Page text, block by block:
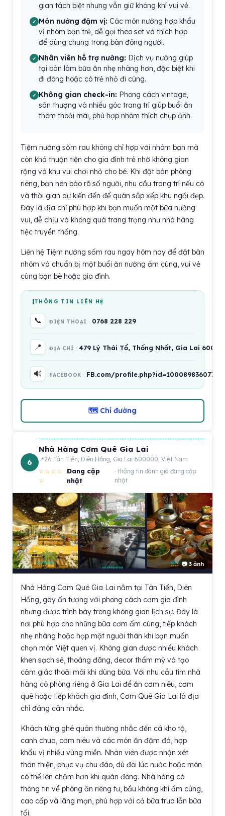
gian tách biệt nhưng vẫn giữ không khí vui vẻ.
Món nướng đậm vị: Các món nướng hợp khẩu
vị nhóm bạn trẻ, dễ gọi theo set và thích hợp
để dùng chung trong bàn đông người.
Nhân viên hỗ trợ nướng: Dịch vụ nướng giúp
tại bàn làm bữa ăn nhẹ nhàng hơn, đặc biệt khi
đi đông hoặc có trẻ nhỏ đi cùng.
Không gian check-in: Phong cách vintage,
sân thượng và nhiều góc trang trí giúp buổi ăn
thêm thoải mái, phù hợp nhóm thích chụp ảnh.
Tiệm nướng sốm rau không chỉ hợp với nhóm bạn mà
còn khá thuận tiện cho gia đình trẻ nhờ không gian
rộng và khu vui chơi nhỏ cho bé. Khi đặt bàn phòng
riêng, bạn nên báo rõ số người, nhu cầu trang trí nếu có
và thời gian dự kiến đến để quán sắp xếp khu ngồi đẹp.
Đây là địa chỉ phù hợp khi bạn muốn một bữa nướng
vui, dễ chịu và không quá trang trọng như nhà hàng
tiệc truyền thống.
Liên hệ Tiệm nướng sốm rau ngay hôm nay để đặt bàn
nhóm và chuẩn bị một buổi ăn nướng ấm cúng, vui vẻ
cùng bạn bè hoặc gia đình.
THÔNG TIN LIÊN HỆ
📞 ĐIỆN THOẠI 0768 228 229
📍 ĐỊA CHỈ 479 Lý Thái Tổ, Thống Nhất, Gia Lai
🔊 FACEBOOK FB.com/
🗺 Chỉ đường
6
Nhà Hàng Cơm Quê Gia Lai
26 Tân Tiến, Diên Hồng, Gia Lai 600000, Việt Nam
☆☆☆☆
☆
Đang cập
nhật
· thông tin đánh giá đang cập
nhật
📷 3 ảnh
Nhà Hàng Cơm Quê Gia Lai nằm tại Tân Tiến, Diên
Hồng, gây ấn tượng với phong cách cơm gia đình
nhưng được trình bày trong không gian lịch sự. Đây là
nơi phù hợp cho những bữa cơm ấm cúng, tiếp khách
nhẹ nhàng hoặc họp mặt người thân khi bạn muốn
chọn món Việt quen vị. Không gian được nhiều khách
khen sạch sẽ, thoáng đãng, decor thẩm mỹ và tạo
cảm giác thoải mái khi dùng bữa. Với nhu cầu tìm nhà
hàng có phòng riêng ở Gia Lai để ăn cơm niêu, cơm
quê hoặc tiếp khách gia đình, Cơm Quê Gia Lai là địa
chỉ đáng cân nhắc.
Khách từng ghé quán thường nhắc đến cá kho tộ,
canh chua, cơm niêu và các món ăn đậm đà, hợp
khẩu vị nhiều vùng miền. Nhân viên được nhận xét
thân thiện, phục vụ chu đáo, dù đôi lúc nước hoặc món
có thể lên chậm hơn khi quán đông. Nhà hàng có
thông tin về phòng ăn riêng tư, bầu không khí ấm cúng,
cao cấp và lãng mạn, phù hợp với cả bữa trưa lẫn bữa
tối.